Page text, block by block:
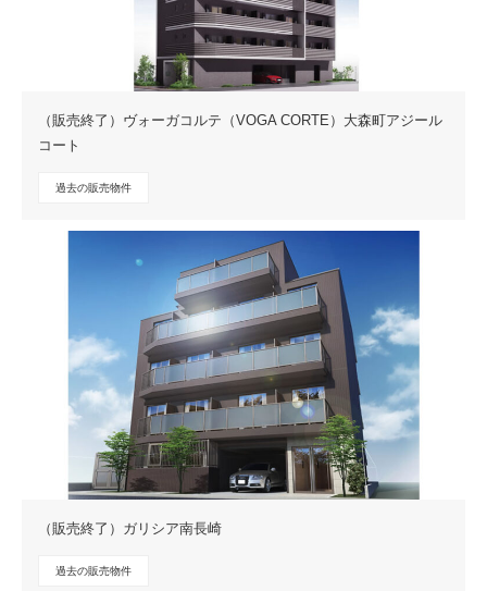
（販売終了）ヴォーガコルテ（VOGA CORTE）大森町アジール
コート
過去の販売物件
（販売終了）ガリシア南長崎
過去の販売物件